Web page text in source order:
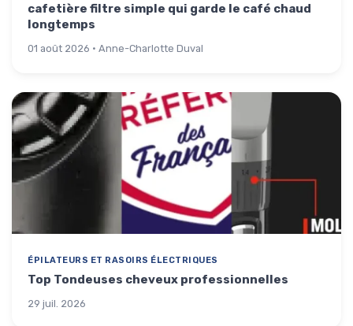
cafetière filtre simple qui garde le café chaud
longtemps
01 août 2026 · Anne-Charlotte Duval
ÉPILATEURS ET RASOIRS ÉLECTRIQUES
Top Tondeuses cheveux professionnelles
29 juil. 2026